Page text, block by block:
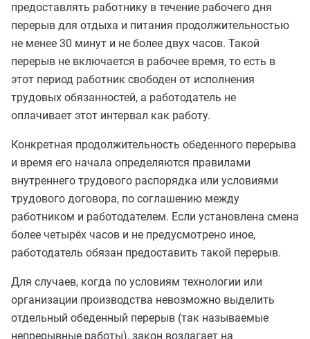
предоставлять работнику в течение рабочего дня
перерыв для отдыха и питания продолжительностью
не менее 30 минут и не более двух часов. Такой
перерыв не включается в рабочее время, то есть в
этот период работник свободен от исполнения
трудовых обязанностей, а работодатель не
оплачивает этот интервал как работу.
Конкретная продолжительность обеденного перерыва
и время его начала определяются правилами
внутреннего трудового распорядка или условиями
трудового договора, по соглашению между
работником и работодателем. Если установлена смена
более четырёх часов и не предусмотрено иное,
работодатель обязан предоставить такой перерыв.
Для случаев, когда по условиям технологии или
организации производства невозможно выделить
отдельный обеденный перерыв (так называемые
непрерывные работы), закон возлагает на